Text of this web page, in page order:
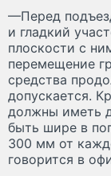
—Перед
и гладкий
плоскости с
перемещение
средства
допускается.
должны иметь
быть шире в
300 мм от
говорится в